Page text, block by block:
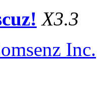
X3.3
Inc.